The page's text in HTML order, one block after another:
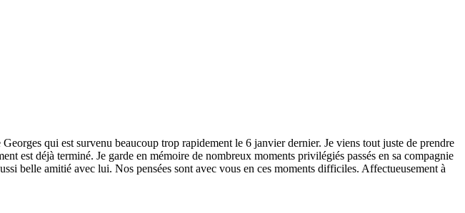
qui est survenu beaucoup trop rapidement le 6 janvier dernier. Je viens tout juste de prendre
est déjà terminé. Je garde en mémoire de nombreux moments privilégiés passés en sa compagnie
belle amitié avec lui. Nos pensées sont avec vous en ces moments difficiles. Affectueusement à